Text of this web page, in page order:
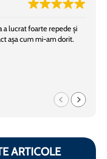
a lucrat foarte repede și
așa cum mi-am dorit.
ARTICOLE